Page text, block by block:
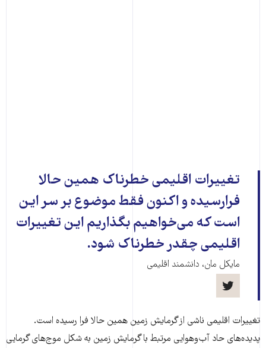
تغییرات اقلیمی خطرناک همین حالا
فرارسیده و اکنون فقط موضوع بر سر این
است که می‌خواهیم بگذاریم این تغییرات
اقلیمی چقدر خطرناک شود.
مایکل مان، دانشمند اقلیمی
تغییرات اقلیمی ناشی از گرمایش زمین همین حالا فرا رسیده است.
پدیده‌های حاد آب‌و‌هوایی مرتبط با گرمایش زمین به شکل موج‌های گرمایی